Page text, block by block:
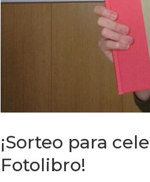
¡Sorteo para
Fotolibro!